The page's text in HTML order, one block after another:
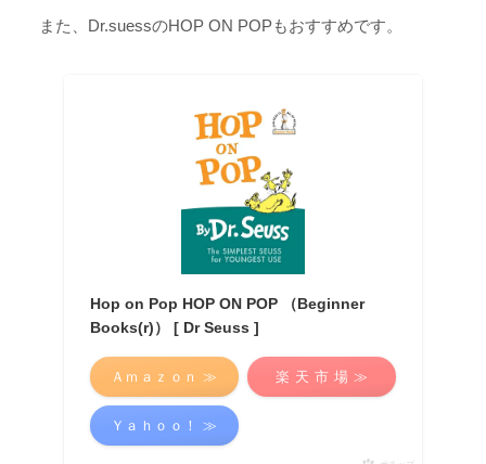
また、Dr.suessのHOP ON POPもおすすめです。
Hop on Pop HOP ON POP （Beginner
Books(r)） [ Dr Seuss ]
Ａｍａｚｏｎ ≫ 楽 天 市 場 ≫
Ｙａｈｏｏ！ ≫